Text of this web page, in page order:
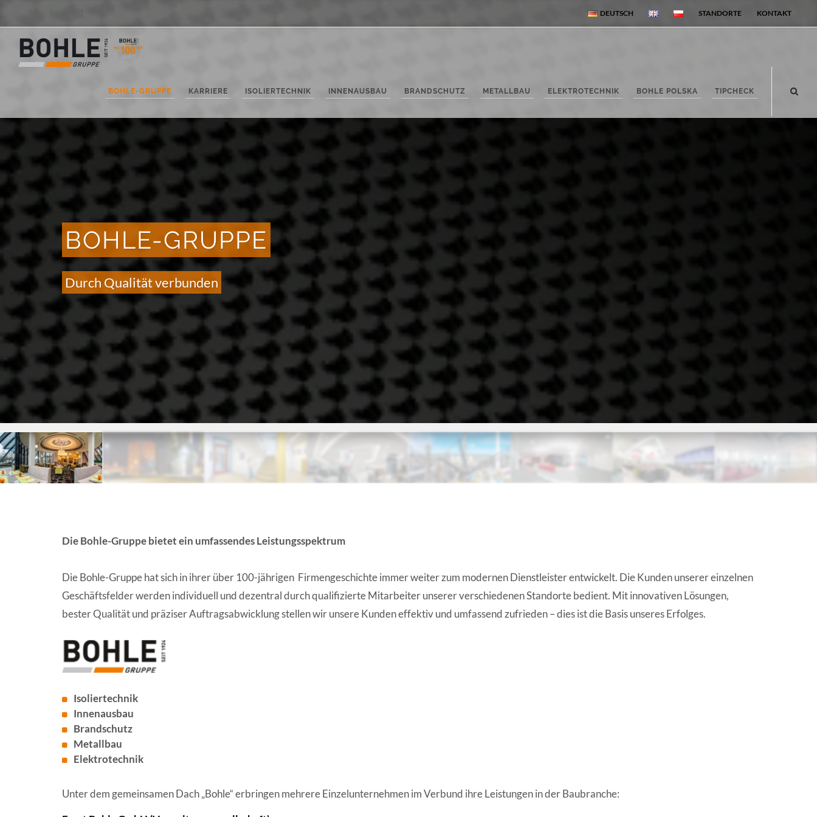
FacebookLinkedInInstagram
DEUTSCH STANDORTE KONTAKT
BOHLE-GRUPPE KARRIERE ISOLIERTECHNIK INNENAUSBAU BRANDSCHUTZ METALLBAU ELEKTROTECHNIK BOHLE POLSKA TIPCHECK
BOHLE-GRUPPE
Durch Qualität verbunden
Die Bohle-Gruppe bietet ein umfassendes Leistungsspektrum
Die Bohle-Gruppe hat sich in ihrer über 100-jährigen Firmengeschichte immer weiter zum modernen Dienstleister entwickelt. Die Kunden unserer einzelnen
Geschäftsfelder werden individuell und dezentral durch qualifizierte Mitarbeiter unserer verschiedenen Standorte bedient. Mit innovativen Lösungen,
bester Qualität und präziser Auftragsabwicklung stellen wir unsere Kunden effektiv und umfassend zufrieden – dies ist die Basis unseres Erfolges.
Isoliertechnik
Innenausbau
Brandschutz
Metallbau
Elektrotechnik
Unter dem gemeinsamen Dach „Bohle“ erbringen mehrere Einzelunternehmen im Verbund ihre Leistungen in der Baubranche: